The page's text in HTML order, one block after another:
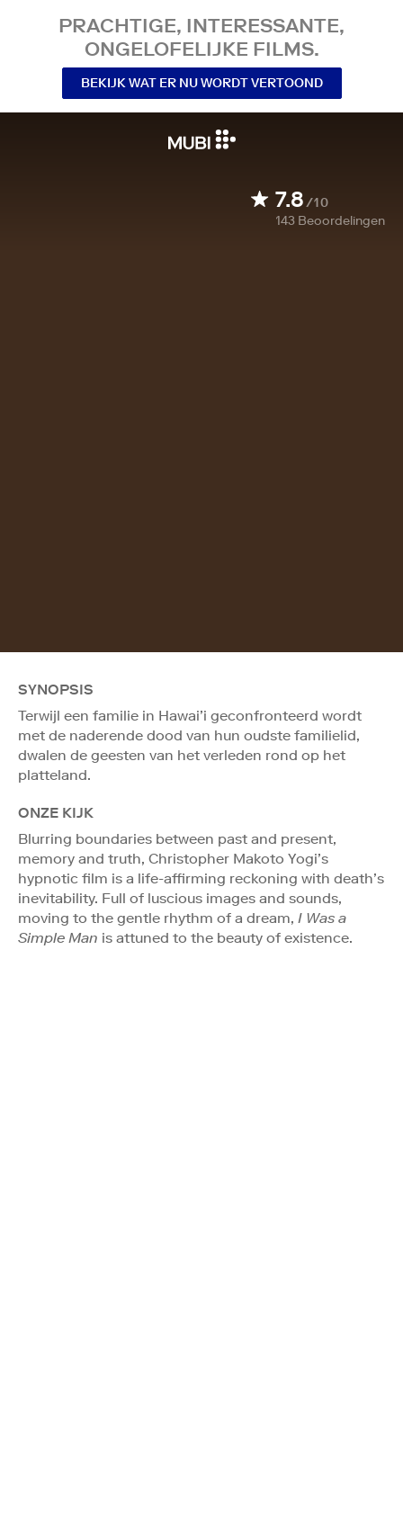
PRACHTIGE, INTERESSANTE,
ONGELOFELIJKE FILMS.
BEKIJK WAT ER NU WORDT VERTOOND
7.8/10
143 Beoordelingen
SYNOPSIS
Terwijl een familie in Hawai’i geconfronteerd wordt
met de naderende dood van hun oudste familielid,
dwalen de geesten van het verleden rond op het
platteland.
ONZE KIJK
Blurring boundaries between past and present,
memory and truth, Christopher Makoto Yogi’s
hypnotic film is a life-affirming reckoning with death’s
inevitability. Full of luscious images and sounds,
moving to the gentle rhythm of a dream, I Was a
Simple Man is attuned to the beauty of existence.